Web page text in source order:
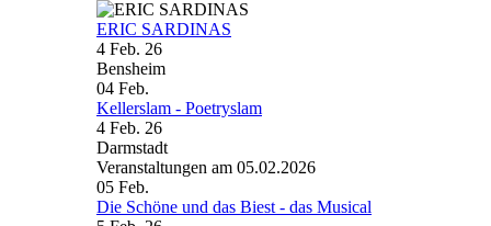
ERIC SARDINAS
4 Feb. 26
Bensheim
04 Feb.
Kellerslam - Poetryslam
4 Feb. 26
Darmstadt
Veranstaltungen am 05.02.2026
05 Feb.
Die Schöne und das Biest - das Musical